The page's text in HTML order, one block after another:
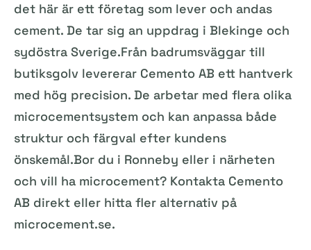
det här är ett företag som lever och andas
cement. De tar sig an uppdrag i Blekinge och
sydöstra Sverige.Från badrumsväggar till
butiksgolv levererar Cemento AB ett hantverk
med hög precision. De arbetar med flera olika
microcementsystem och kan anpassa både
struktur och färgval efter kundens
önskemål.Bor du i Ronneby eller i närheten
och vill ha microcement? Kontakta Cemento
AB direkt eller hitta fler alternativ på
microcement.se.